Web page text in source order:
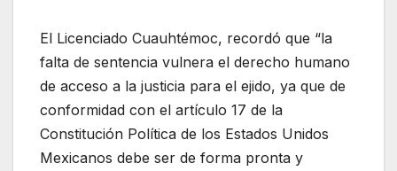
El Licenciado Cuauhtémoc, recordó que “la
falta de sentencia vulnera el derecho humano
de acceso a la justicia para el ejido, ya que de
conformidad con el artículo 17 de la
Constitución Política de los Estados Unidos
Mexicanos debe ser de forma pronta y